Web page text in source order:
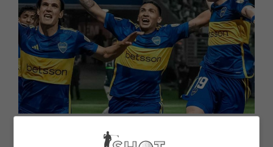
calciatore è pronto a passare dal Boca Juniors in Serie A.